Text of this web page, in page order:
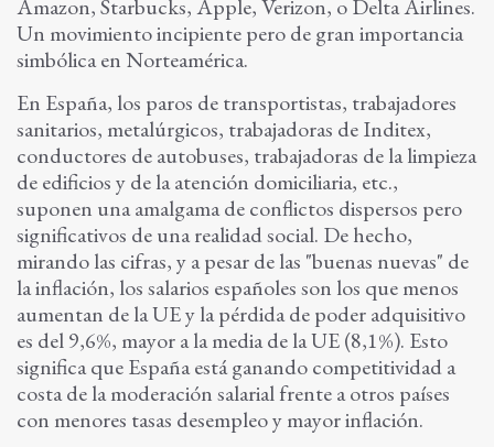
Amazon, Starbucks, Apple, Verizon, o Delta Airlines.
Un movimiento incipiente pero de gran importancia
simbólica en Norteamérica.
En España, los paros de transportistas, trabajadores
sanitarios, metalúrgicos, trabajadoras de Inditex,
conductores de autobuses, trabajadoras de la limpieza
de edificios y de la atención domiciliaria, etc.,
suponen una amalgama de conflictos dispersos pero
significativos de una realidad social. De hecho,
mirando las cifras, y a pesar de las "buenas nuevas" de
la inflación, los salarios españoles son los que menos
aumentan de la UE y la pérdida de poder adquisitivo
es del 9,6%, mayor a la media de la UE (8,1%). Esto
significa que España está ganando competitividad a
costa de la moderación salarial frente a otros países
con menores tasas desempleo y mayor inflación.